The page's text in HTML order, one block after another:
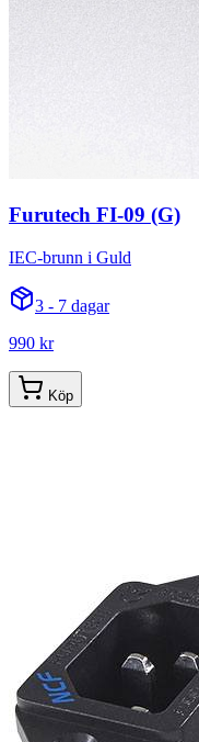
Furutech FI-09 (G)
IEC-brunn i Guld
3 - 7 dagar
990 kr
Köp